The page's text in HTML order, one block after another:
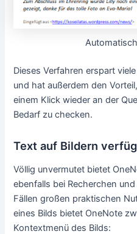
Dieses Verfahren erspart
und hat außerdem den
einem Klick wieder an der
Bedarf zu checken.
Text auf Bildern
Völlig unvermutet bietet
ebenfalls bei Recherchen
Fällen großen praktischen
eines Bilds bietet OneNote
Kontextmenü des Bilds: